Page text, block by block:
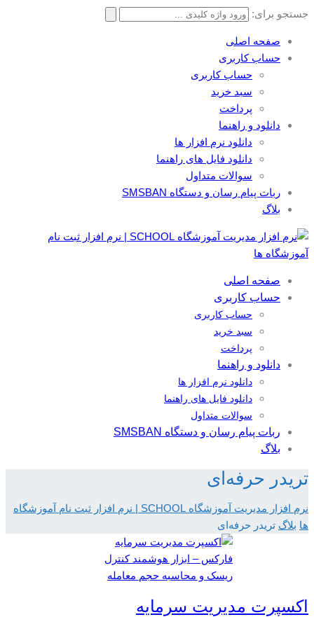
جستجو برای:
صفحه اصلی
حساب کاربری
حساب کاربری
سبد خرید
پرداخت
دانلود و راهنما
دانلود نرم افزار ها
دانلود فایل های راهنما
سوالات متداول
ربات پیام رسان و دستگاه SMSBAN
بلاگ
صفحه اصلی
حساب کاربری
حساب کاربری
سبد خرید
پرداخت
دانلود و راهنما
دانلود نرم افزار ها
دانلود فایل های راهنما
سوالات متداول
ربات پیام رسان و دستگاه SMSBAN
بلاگ
تریدر حرفه‌ای
نرم افزار مدیریت آموزشگاه SCHOOL | نرم افزار ثبت نام آموزشگاه
ها بلاگ تریدر حرفه‌ای
اکسپرت مدیریت سرمایه